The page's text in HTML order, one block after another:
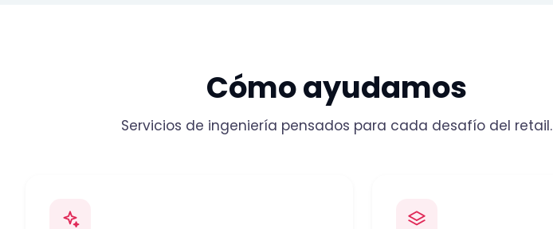
Cómo ayudamos
Servicios de ingeniería pensados para cada desafío del retail.